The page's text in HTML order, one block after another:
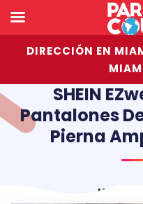
DIRECCIÓN EN
SHEIN
Pantalones
Pierna
HOME